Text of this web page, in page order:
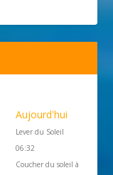
Aujourd'hui
Lever du Soleil
06:32
Coucher du soleil à